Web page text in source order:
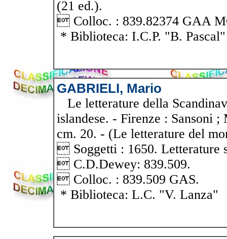
(21 ed.).
 Colloc. : 839.82374 GAA
* Biblioteca: I.C.P. "B. Pascal"
GABRIELI, Mario
Le letterature della
islandese. - Firenze : Sansoni
cm. 20. - (Le letterature del
 Soggetti : 1650. Letterature
 C.D.Dewey: 839.509.
 Colloc. : 839.509 GAS.
* Biblioteca: L.C. "V. Lanza"